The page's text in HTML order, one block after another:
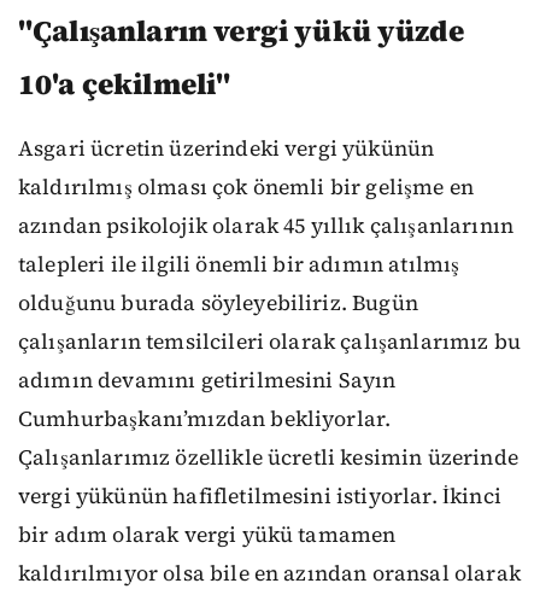
"Çalışanların vergi yükü yüzde
10'a çekilmeli"
Asgari ücretin üzerindeki vergi yükünün
kaldırılmış olması çok önemli bir gelişme en
azından psikolojik olarak 45 yıllık çalışanlarının
talepleri ile ilgili önemli bir adımın atılmış
olduğunu burada söyleyebiliriz. Bugün
çalışanların temsilcileri olarak çalışanlarımız bu
adımın devamını getirilmesini Sayın
Cumhurbaşkanı’mızdan bekliyorlar.
Çalışanlarımız özellikle ücretli kesimin üzerinde
vergi yükünün hafifletilmesini istiyorlar. İkinci
bir adım olarak vergi yükü tamamen
kaldırılmıyor olsa bile en azından oransal olarak